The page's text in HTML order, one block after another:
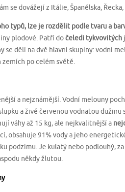
se dovážejí z Itálie, Španělska, Řecka,
typů, lze je rozdělit podle tvaru a
plodové. Patří dočeledi tykvovitých
se dělí na dvě hlavní skupiny: vodní
po celém světě.
a nejznámější. Vodní melouny
a živě červenou vodnatou
váhy až 15 kg, ale nejkvalitnější a
obsahuje 91% vody a jeho
podzimu. Je kulatý nebo podlouhý,
někdy žlutou.